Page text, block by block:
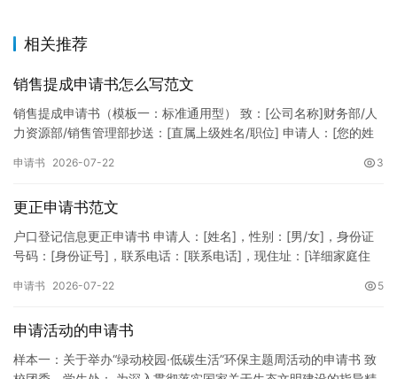
相关推荐
销售提成申请书怎么写范文
销售提成申请书（模板一：标准通用型） 致：[公司名称]财务部/人
力资源部/销售管理部抄送：[直属上级姓名/职位] 申请人：[您的姓
申请书 2026-07-22 3
更正申请书范文
户口登记信息更正申请书 申请人：[姓名]，性别：[男/女]，身份证
号码：[身份证号]，联系电话：[联系电话]，现住址：[详细家庭住
申请书 2026-07-22 5
申请活动的申请书
样本一：关于举办“绿动校园·低碳生活”环保主题周活动的申请书 致